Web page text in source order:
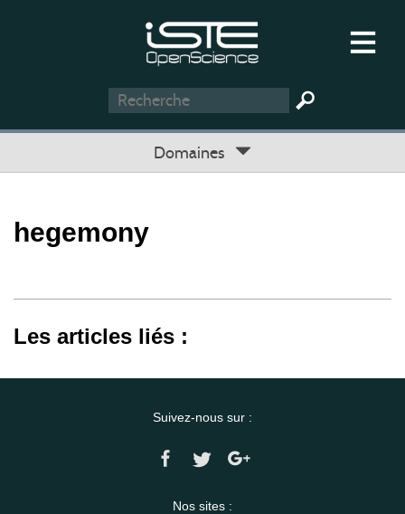
Domaines
hegemony
Les articles liés :
Suivez-nous sur :
Nos sites :